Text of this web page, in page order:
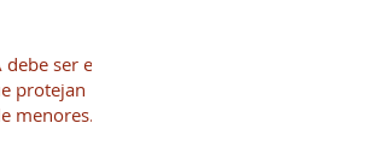
ser en
protejan la
menores